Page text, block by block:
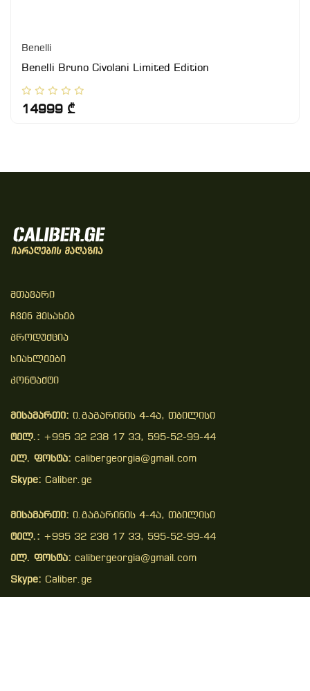
Benelli
Benelli Bruno Civolani Limited Edition
14999 ₾
Მთავარი
Ჩვენ Შესახებ
Პროდუქცია
Სიახლეები
Კონტაქტი
მისამართი: ი.გაგარინის 4-4ა, თბილისი
ტელ.: +995 32 238 17 33, 595-52-99-44
ელ. ფოსტა: calibergeorgia@gmail.com
Skype: Caliber.ge
მისამართი: ი.გაგარინის 4-4ა, თბილისი
ტელ.: +995 32 238 17 33, 595-52-99-44
ელ. ფოსტა: calibergeorgia@gmail.com
Skype: Caliber.ge